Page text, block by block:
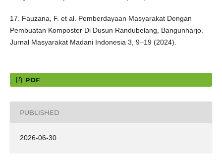
17. Fauzana, F. et al. Pemberdayaan Masyarakat Dengan
Pembuatan Komposter Di Dusun Randubelang, Bangunharjo.
Jurnal Masyarakat Madani Indonesia 3, 9–19 (2024).
PDF
PUBLISHED
2026-06-30